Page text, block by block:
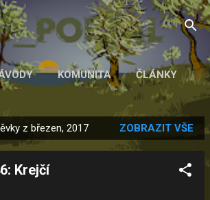
na hlavní obsah
KOMUNITA ČLÁNKY
z březen, 2017 ZOBRAZIT VŠE
Krejčí